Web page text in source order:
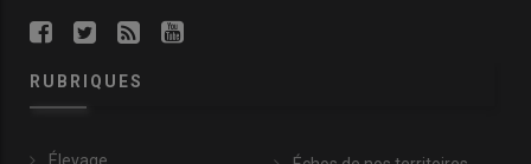
RUBRIQUES
Élevage